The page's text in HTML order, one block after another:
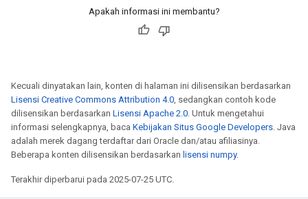
Apakah informasi ini membantu?
Kecuali dinyatakan lain, konten di halaman ini dilisensikan berdasarkan
Lisensi Creative Commons Attribution 4.0, sedangkan contoh kode
dilisensikan berdasarkan Lisensi Apache 2.0. Untuk mengetahui
informasi selengkapnya, baca Kebijakan Situs Google Developers. Java
adalah merek dagang terdaftar dari Oracle dan/atau afiliasinya.
Beberapa konten dilisensikan berdasarkan lisensi numpy.
Terakhir diperbarui pada 2025-07-25 UTC.